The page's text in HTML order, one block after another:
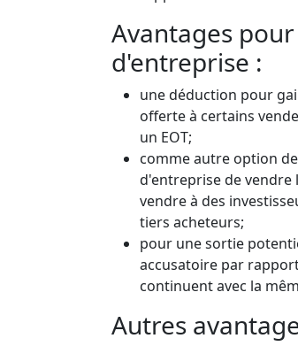
Avantages
d'entreprise :
une déduction pour
offerte à certains
un EOT;
comme autre option
d'entreprise de vendre
vendre à des
tiers acheteurs;
pour une sortie
accusatoire par
continuent avec la
Autres